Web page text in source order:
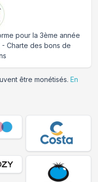
pour la 3ème année
- Charte des bons de
être monétisés. En